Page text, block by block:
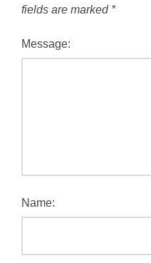
fields are marked *
Message:
Name: